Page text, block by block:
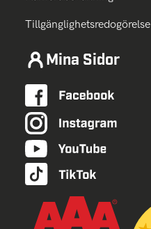
Tillgänglighetsredogörelse
Mina Sidor